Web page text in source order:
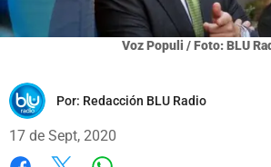
Voz Populi / Foto: BLU
Por: Redacción BLU Radio
17 de Sept, 2020